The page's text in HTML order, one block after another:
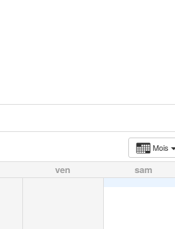
Mois
ven sam